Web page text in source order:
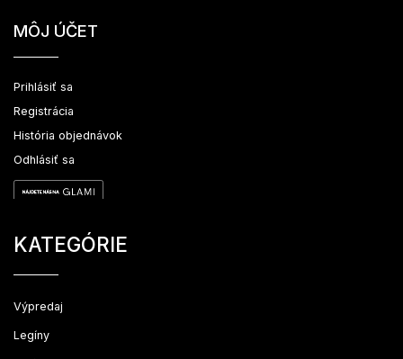
MÔJ ÚČET
Prihlásiť sa
Registrácia
História objednávok
Odhlásiť sa
KATEGÓRIE
Výpredaj
Legíny